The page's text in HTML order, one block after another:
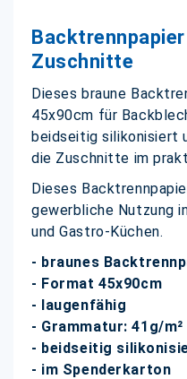
Zuschnitte
Dieses braune
45x90cm für
beidseitig silikonisiert
die Zuschnitte im
Dieses
gewerbliche Nutzung
und Gastro-Küchen.
- braunes
- Format 45x90cm
- laugenfähig
- Grammatur: 41g/m²
- beidseitig
- im Spenderkarton